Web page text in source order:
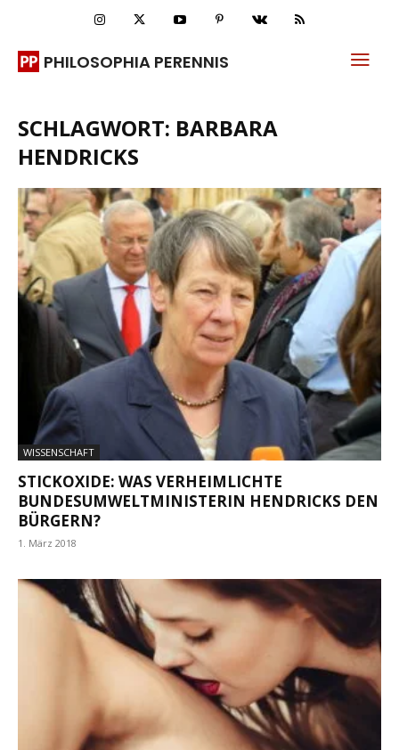
PHILOSOPHIA PERENNIS
SCHLAGWORT: BARBARA
HENDRICKS
WISSENSCHAFT
STICKOXIDE: WAS VERHEIMLICHTE
BUNDESUMWELTMINISTERIN HENDRICKS DEN
BÜRGERN?
1. März 2018